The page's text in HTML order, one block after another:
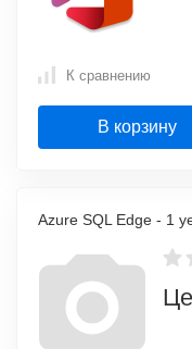
К сравнению
В корзину
Azure SQL Edge - 1